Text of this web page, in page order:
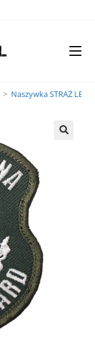
> Naszywka STRAŻ